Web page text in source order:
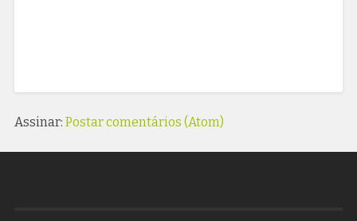
Assinar: Postar comentários (Atom)